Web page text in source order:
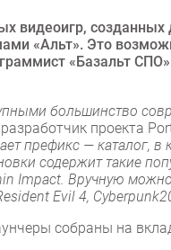
Кадры
видеоигр,
«Альт». Это
«Базальт
большинство
проекта
префикс — каталог,
содержит такие
Impact. Вручную
Evil 4,
собраны на